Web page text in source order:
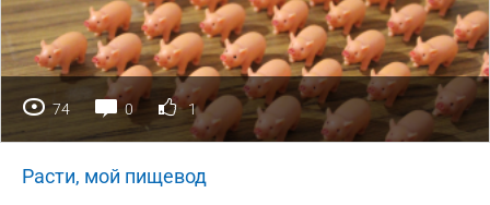
74 0 1
Расти, мой пищевод